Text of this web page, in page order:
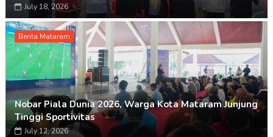
July 18, 2026
Berita Mataram
Nobar Piala Dunia 2026, Warga Kota Mataram Junjung
Tinggi Sportivitas
July 12, 2026